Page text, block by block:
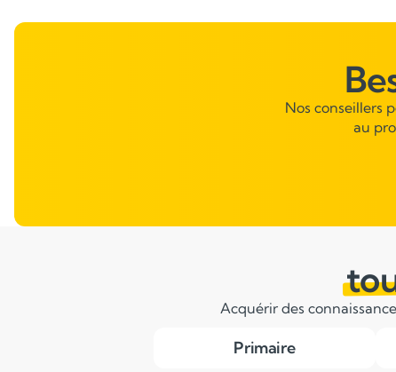
Nos conseillers
au
Acquérir des
Primaire